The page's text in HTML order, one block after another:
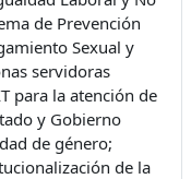
de Prevención
Sexual y
servidoras
para la atención de
y Gobierno
de género;
de la